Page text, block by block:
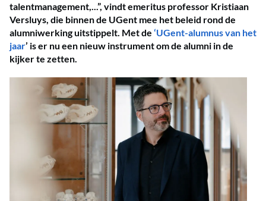
talentmanagement,...”, vindt emeritus professor Kristiaan
Versluys, die binnen de UGent mee het beleid rond de
alumniwerking uitstippelt. Met de ‘UGent-alumnus van het
jaar’ is er nu een nieuw instrument om de alumni in de
kijker te zetten.